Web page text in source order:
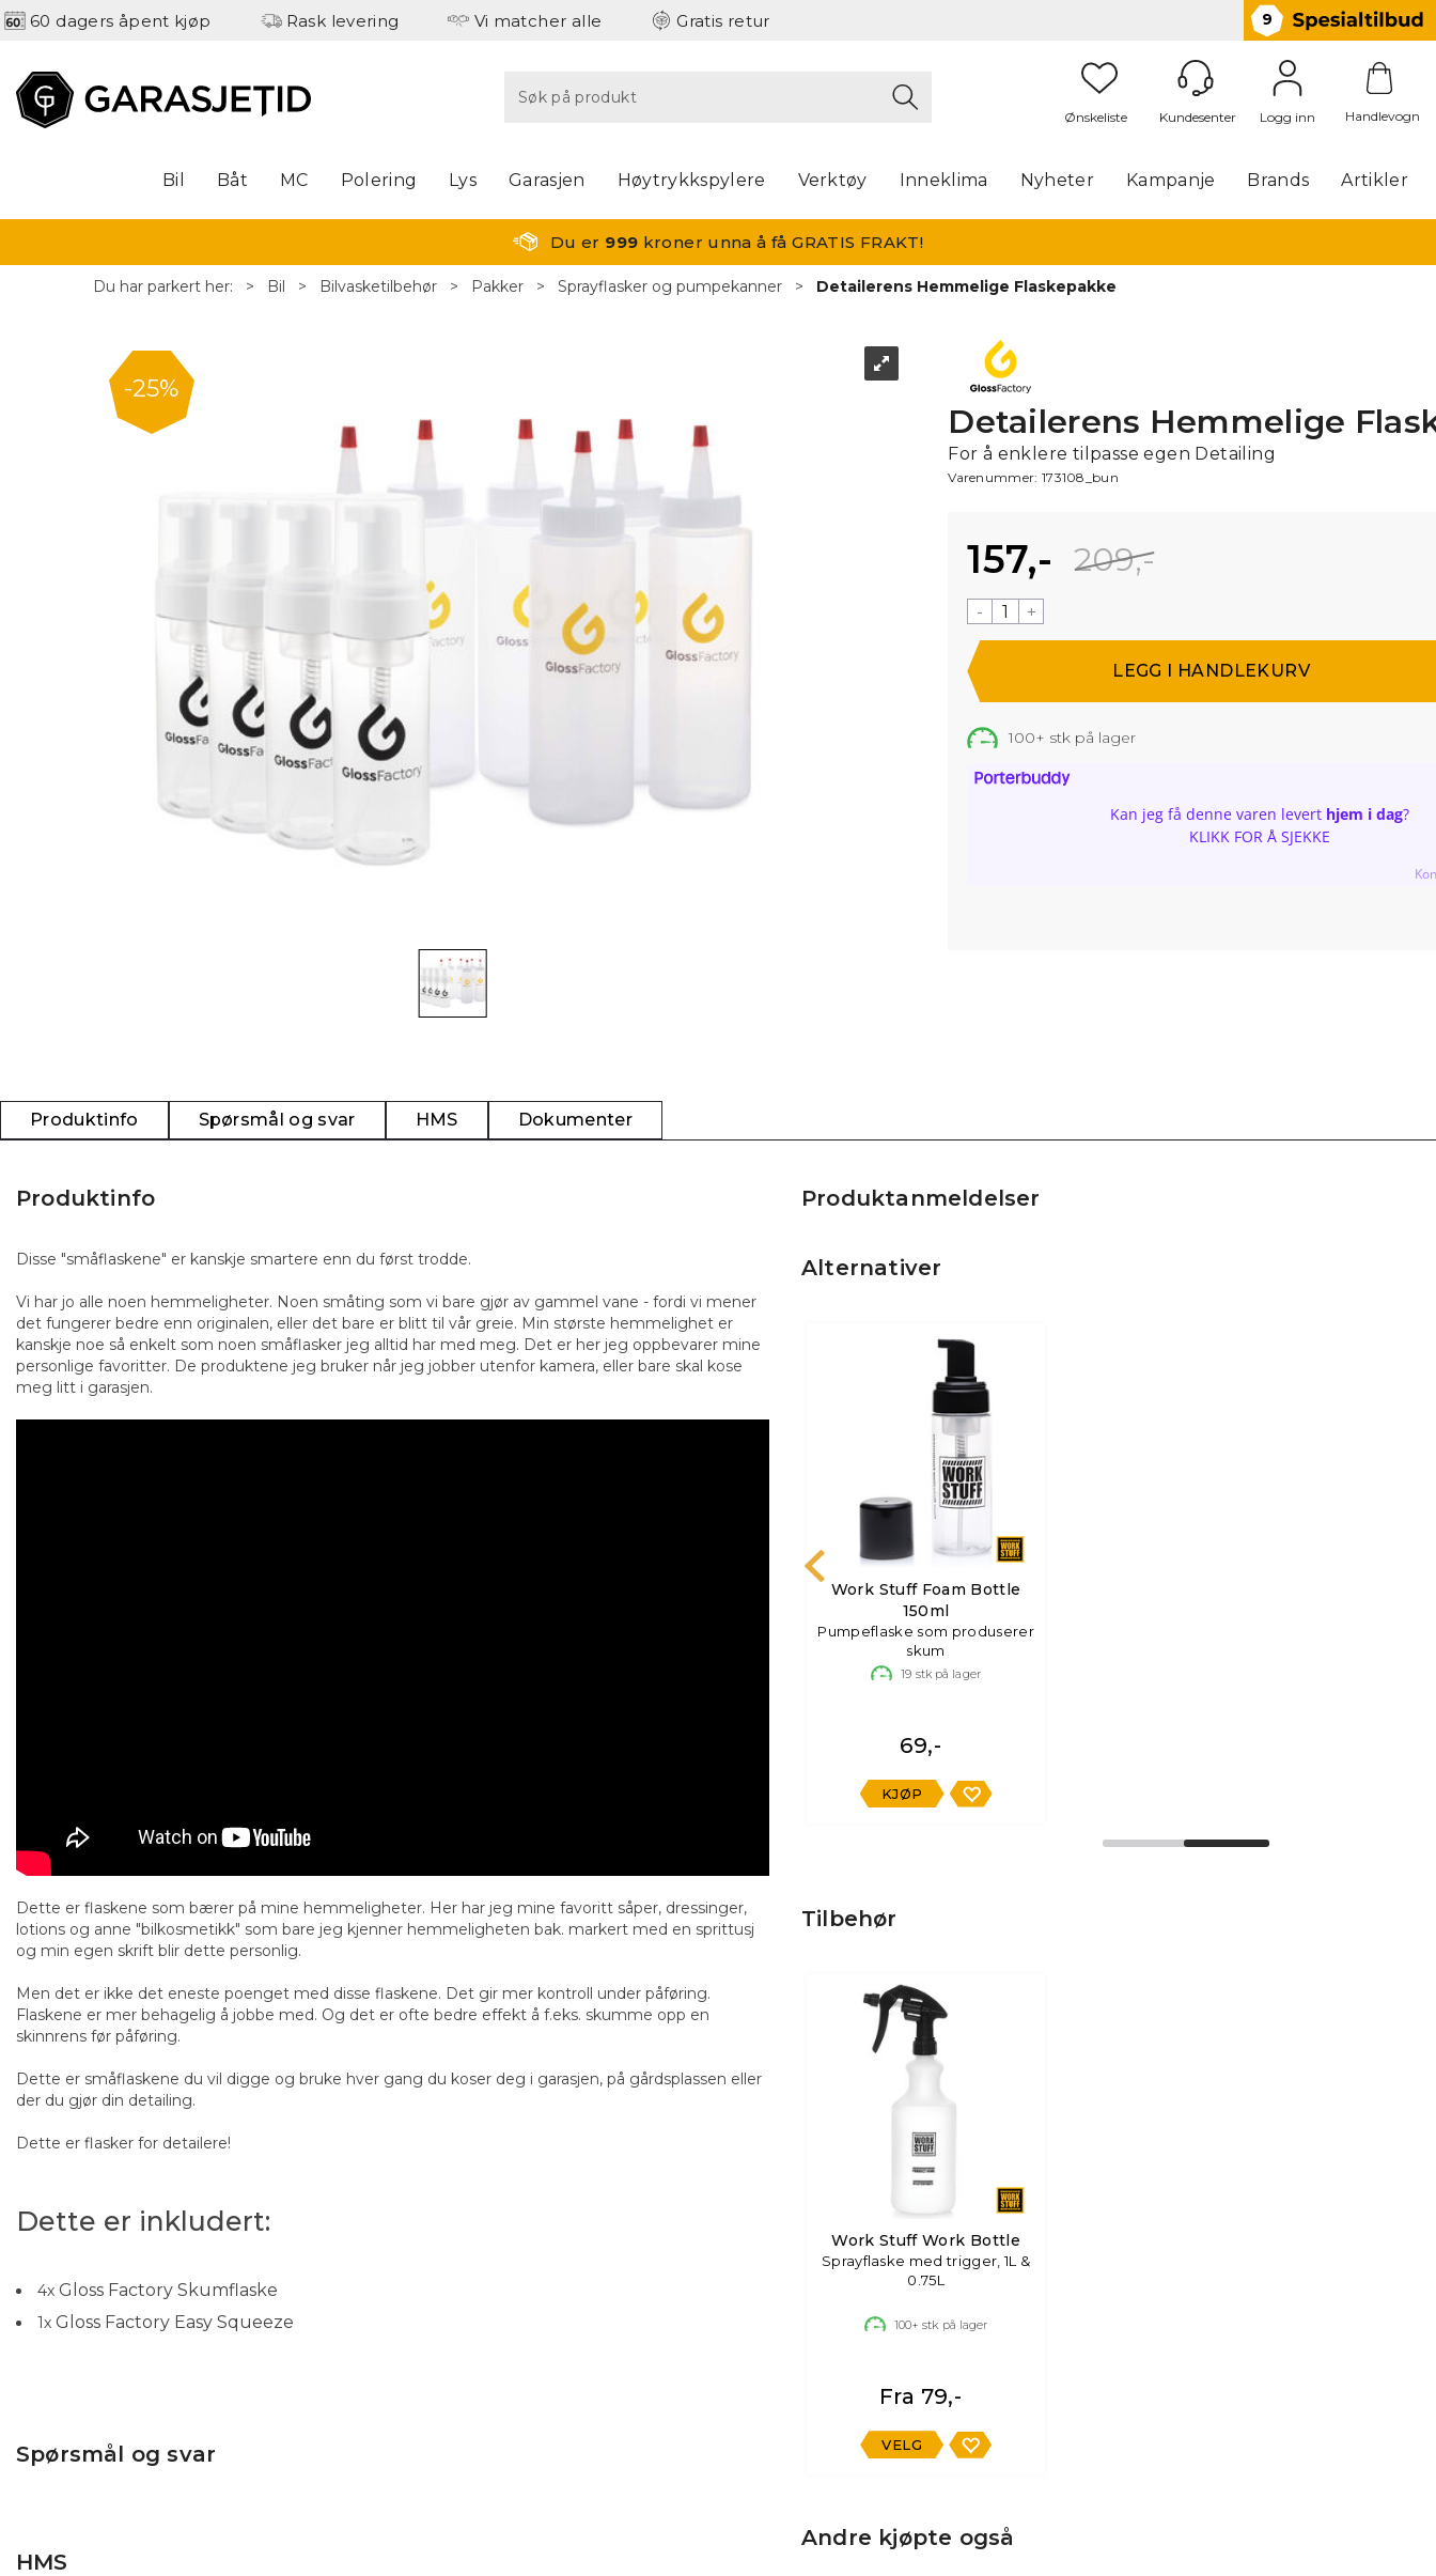
9
60 dagers åpent kjøp Rask levering Vi matcher alle Gratis retur
Logg inn Handlevogn
Bil Båt MC Polering Lys Garasjen Høytrykkspylere Verktøy Inneklima Nyheter Kampanje Brands Artikler
Du er 999 kroner unna å få GRATIS FRAKT!
Du har parkert her: > Bil > Bilvasketilbehør > Pakker > Sprayflasker og pumpekanner > Detailerens Hemmelige Flaskepakke
25%
Detailerens Hemmelige
For å enklere tilpasse egen Detailing
Varenummer: 173108_bun
157,- 209,-
- +
100+ stk på lager
Kan jeg få denne varen levert hjem i dag?
KLIKK FOR Å SJEKKE
Produktinfo Spørsmål og svar HMS Dokumenter
Produktanmeldelser
Alternativer
25% 24% 24%
Work Stuff Foam Bottle
150ml
Pumpeflaske som produserer
skum
19 stk på lager
69,-
KJØP
Tilbehør
Work Stuff Work Bottle
Sprayflaske med trigger, 1L &
0.75L
100+ stk på lager
Fra 79,-
VELG
Andre kjøpte også
Produktinfo
Disse "småflaskene" er kanskje smartere enn du først trodde.
Vi har jo alle noen hemmeligheter. Noen småting som vi bare gjør av gammel vane - fordi vi mener
det fungerer bedre enn originalen, eller det bare er blitt til vår greie. Min største hemmelighet er
kanskje noe så enkelt som noen småflasker jeg alltid har med meg. Det er her jeg oppbevarer mine
personlige favoritter. De produktene jeg bruker når jeg jobber utenfor kamera, eller bare skal kose
meg litt i garasjen.
Dette er flaskene som bærer på mine hemmeligheter. Her har jeg mine favoritt såper, dressinger,
lotions og anne "bilkosmetikk" som bare jeg kjenner hemmeligheten bak. markert med en sprittusj
og min egen skrift blir dette personlig.
Men det er ikke det eneste poenget med disse flaskene. Det gir mer kontroll under påføring.
Flaskene er mer behagelig å jobbe med. Og det er ofte bedre effekt å f.eks. skumme opp en
skinnrens før påføring.
Dette er småflaskene du vil digge og bruke hver gang du koser deg i garasjen, på gårdsplassen eller
der du gjør din detailing.
Dette er flasker for detailere!
Dette er inkludert:
4x Gloss Factory Skumflaske
1x Gloss Factory Easy Squeeze
Spørsmål og svar
HMS